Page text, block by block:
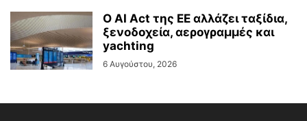
Ο AI Act της ΕΕ αλλάζει ταξίδια,
ξενοδοχεία, αερογραμμές και
yachting
6 Αυγούστου, 2026